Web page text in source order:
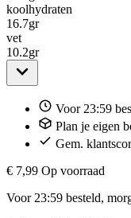
koolhydraten
16.7gr
vet
10.2gr
Voor 23:59
Plan je eigen
Gem.
€ 7,99 Op voorraad
Voor 23:59 besteld,